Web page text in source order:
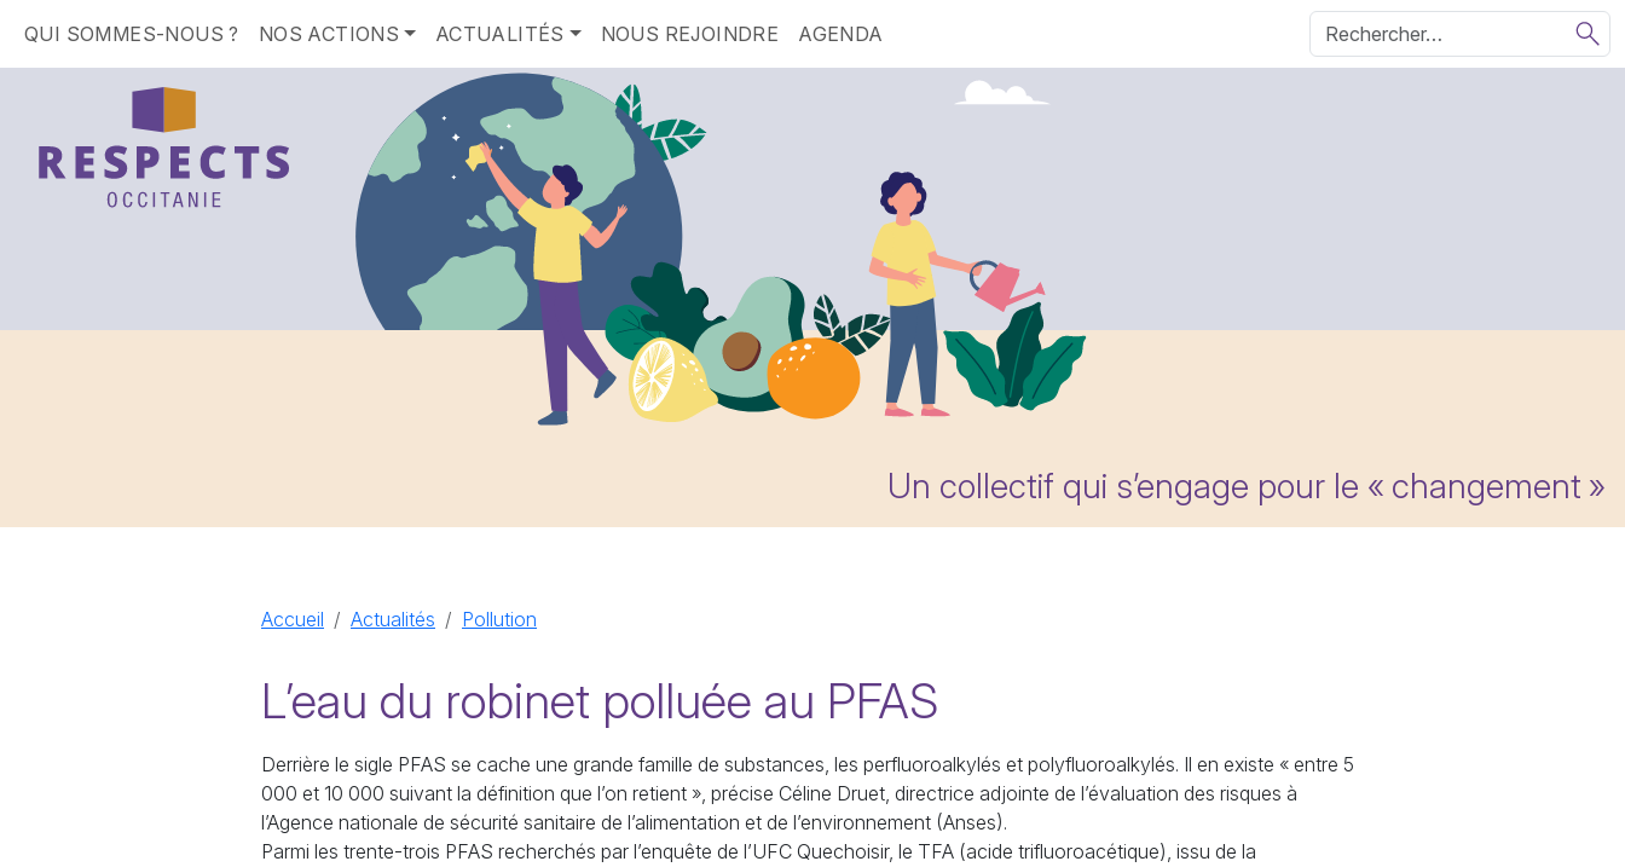
QUI SOMMES-NOUS ? NOS ACTIONS ACTUALITÉS NOUS REJOINDRE AGENDA
Un collectif qui s’engage pour le « changement »
Accueil Actualités Pollution
L’eau du robinet polluée au PFAS
Derrière le sigle PFAS se cache une grande famille de subs­tances, les perfluoroalkylés et polyfluoroalkylés. Il en existe « entre 5
000 et 10 000 suivant la définition que l’on retient », précise Céline Druet, directrice adjointe de l’évaluation des risques à
l’Agence nationale de sécurité sanitaire de l’alimentation et de l’environnement (Anses).
Parmi les trente-trois PFAS recherchés par l’enquête de l’UFC Quechoisir, le TFA (acide trifluoroacétique), issu de la